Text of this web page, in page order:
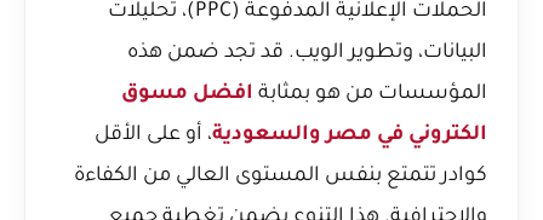
الحملات الإعلانية المدفوعة (PPC)، تحليلات
البيانات، وتطوير الويب. قد تجد ضمن هذه
المؤسسات من هو بمثابة افضل مسوق
الكتروني في مصر والسعودية، أو على الأقل
كوادر تتمتع بنفس المستوى العالي من الكفاءة